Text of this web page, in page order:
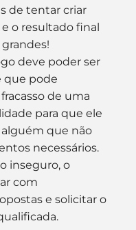
de tentar criar
o resultado final
deve poder ser
que pode
de uma
para que ele
alguém que não
necessários.
inseguro, o
com
e solicitar o